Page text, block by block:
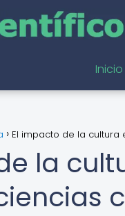
Inicio
El impacto de la cultura
la